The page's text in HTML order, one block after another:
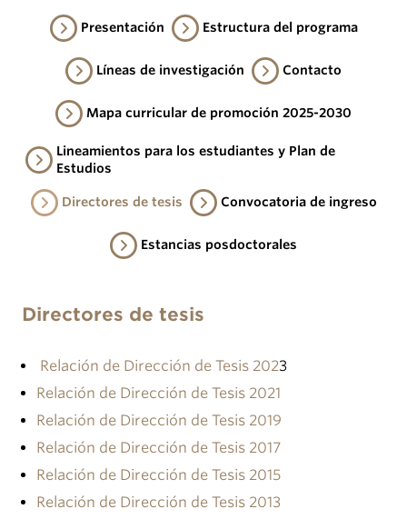
Presentación Estructura del programa
Líneas de investigación Contacto
Mapa curricular de promoción 2025-2030
Lineamientos para los estudiantes y Plan de
Estudios
Directores de tesis Convocatoria de ingreso
Estancias posdoctorales
Directores de tesis
Relación de Dirección de Tesis 2023
Relación de Dirección de Tesis 2021
Relación de Dirección de Tesis 2019
Relación de Dirección de Tesis 2017
Relación de Dirección de Tesis 2015
Relación de Dirección de Tesis 2013